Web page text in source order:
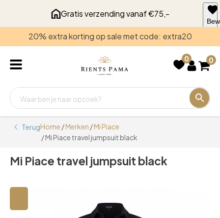
Gratis verzending vanaf €75,-
20% extra korting op sale met code: extra20
0 0
TerugHome /Merken /Mi Piace
/ Mi Piace travel jumpsuit black
Mi Piace travel jumpsuit black
voor